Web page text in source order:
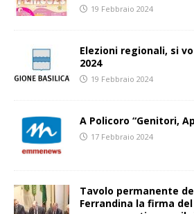
19 Febbraio 2024
Elezioni regionali, si
2024
19 Febbraio 2024
A Policoro “Genitori,
17 Febbraio 2024
Tavolo permanente
Ferrandina la firma